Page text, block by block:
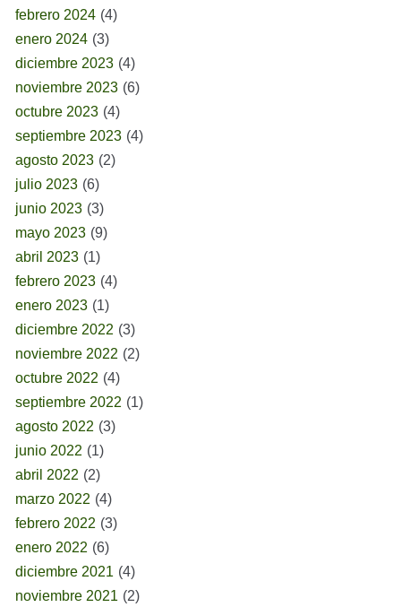
febrero 2024 (4)
enero 2024 (3)
diciembre 2023 (4)
noviembre 2023 (6)
octubre 2023 (4)
septiembre 2023 (4)
agosto 2023 (2)
julio 2023 (6)
junio 2023 (3)
mayo 2023 (9)
abril 2023 (1)
febrero 2023 (4)
enero 2023 (1)
diciembre 2022 (3)
noviembre 2022 (2)
octubre 2022 (4)
septiembre 2022 (1)
agosto 2022 (3)
junio 2022 (1)
abril 2022 (2)
marzo 2022 (4)
febrero 2022 (3)
enero 2022 (6)
diciembre 2021 (4)
noviembre 2021 (2)